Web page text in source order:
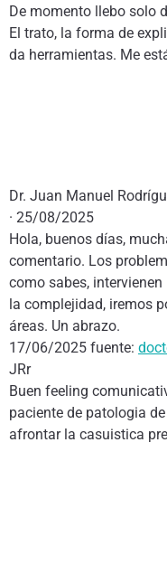
De momento llebo solo
El trato, la forma de
da herramientas. Me
Dr. Juan Manuel
· 25/08/2025
Hola, buenos días,
comentario. Los
como sabes,
la complejidad, iremos
áreas. Un abrazo.
17/06/2025 fuente:
JRr
Buen feeling
paciente de patologia
afrontar la casuistica